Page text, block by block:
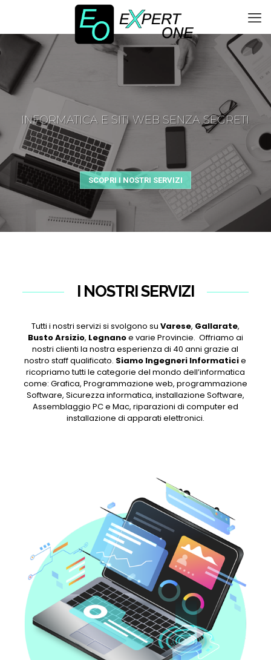
INFORMATICA E SITI WEB SENZA SEGRETI
SCOPRI I NOSTRI SERVIZI
I NOSTRI SERVIZI
Tutti i nostri servizi si svolgono su Varese, Gallarate,
Busto Arsizio, Legnanoe varie Provincie. Offriamo ai
nostri clienti la nostra esperienza di 40 anni grazie al
nostro staff qualificato. Siamo Ingegneri Informaticie
ricopriamo tutti le categorie del mondo dell’informatica
come: Grafica, Programmazione web, programmazione
Software, Sicurezza informatica, installazione Software,
Assemblaggio PC e Mac, riparazioni di computer ed
installazione di apparati elettronici.